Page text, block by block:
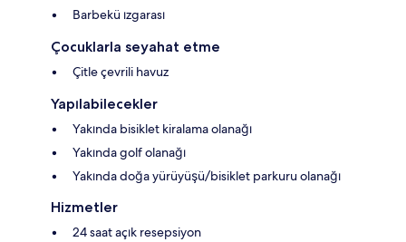
Barbekü ızgarası
Çocuklarla seyahat etme
Çitle çevrili havuz
Yapılabilecekler
Yakında bisiklet kiralama olanağı
Yakında golf olanağı
Yakında doğa yürüyüşü/bisiklet parkuru olanağı
Hizmetler
24 saat açık resepsiyon